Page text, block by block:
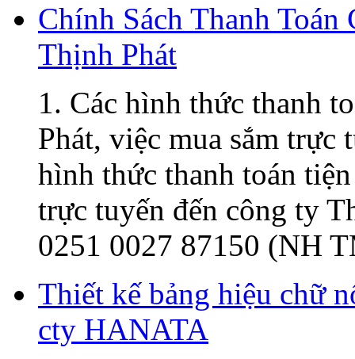
Chính Sách Thanh Toán
Thịnh Phát
1. Các hình thức thanh
Phát, việc mua sắm trực
hình thức thanh toán
trực tuyến đến công ty
0251 0027 87150 (NH
Thiết kế bảng hiệu chữ
cty HANATA